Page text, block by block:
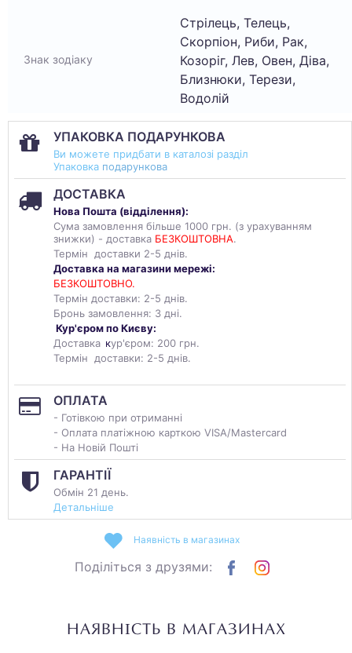
Знак зодіаку
Стрілець, Телець,
Скорпіон, Риби, Рак,
Козоріг, Лев, Овен, Діва,
Близнюки, Терези,
Водолій
УПАКОВКА ПОДАРУНКОВА
Ви можете придбати в каталозі разділ
Упаковка подарункова
ДОСТАВКА
Нова Пошта (відділення):
Сума замовлення більше 1000 грн. (з урахуванням
знижки) - доставка БЕЗКОШТОВНА.
Термін доставки 2-5 днів.
Доставка на магазини мережі:
БЕЗКОШТОВНО.
Термін доставки: 2-5 днів.
Бронь замовлення: 3 дні.
Кур'єром по Києву:
Доставка кур'єром: 200 грн.
Термін доставки: 2-5 днів.
ОПЛАТА
- Готівкою при отриманні
- Оплата платіжною карткою VISA/Mastercard
- На Новій Пошті
ГАРАНТІЇ
Обмін 21 день.
Детальніше
Наявність в магазинах
Поділіться з друзями:
НАЯВНІСТЬ В МАГАЗИНАХ